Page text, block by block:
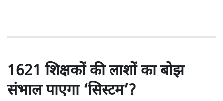
1621 शिक्षकों की लाशों का बोझ
संभाल पाएगा ‘सिस्टम’?